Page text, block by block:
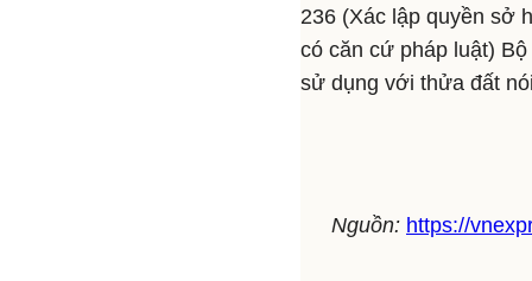
236 (Xác lập quyền sở
có căn cứ pháp luật)
sử dụng với thửa đất
Nguồn: https://